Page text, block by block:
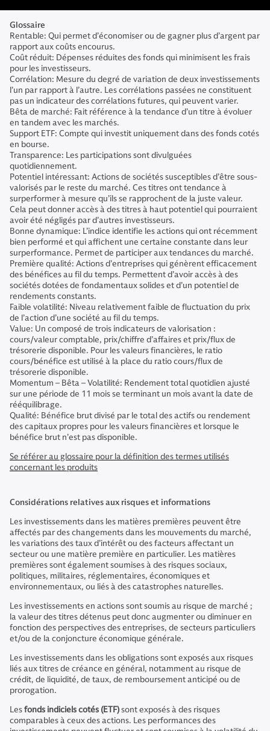
Glossaire
Rentable: Qui permet d’économiser ou de gagner plus d’argent par
rapport aux coûts encourus.
Coût réduit: Dépenses réduites des fonds qui minimisent les frais
pour les investisseurs.
Corrélation: Mesure du degré de variation de deux investissements
l’un par rapport à l’autre. Les corrélations passées ne constituent
pas un indicateur des corrélations futures, qui peuvent varier.
Bêta de marché: Fait référence à la tendance d’un titre à évoluer
en tandem avec les marchés.
Support ETF: Compte qui investit uniquement dans des fonds cotés
en bourse.
Transparence: Les participations sont divulguées
quotidiennement.
Potentiel intéressant: Actions de sociétés susceptibles d’être sous-
valorisés par le reste du marché. Ces titres ont tendance à
surperformer à mesure qu’ils se rapprochent de la juste valeur.
Cela peut donner accès à des titres à haut potentiel qui pourraient
avoir été négligés par d’autres investisseurs.
Bonne dynamique: L’indice identifie les actions qui ont récemment
bien performé et qui affichent une certaine constante dans leur
surperformance. Permet de participer aux tendances du marché.
Première qualité: Actions d’entreprises qui génèrent efficacement
des bénéfices au fil du temps. Permettent d’avoir accès à des
sociétés dotées de fondamentaux solides et d’un potentiel de
rendements constants.
Faible volatilité: Niveau relativement faible de fluctuation du prix
de l’action d’une société au fil du temps.
Value: Un composé de trois indicateurs de valorisation :
cours/valeur comptable, prix/chiffre d’affaires et prix/flux de
trésorerie disponible. Pour les valeurs financières, le ratio
cours/bénéfice est utilisé à la place du ratio cours/flux de
trésorerie disponible.
Momentum – Bêta – Volatilité: Rendement total quotidien ajusté
sur une période de 11 mois se terminant un mois avant la date de
rééquilibrage.
Qualité: Bénéfice brut divisé par le total des actifs ou rendement
des capitaux propres pour les valeurs financières et lorsque le
bénéfice brut n’est pas disponible.
Se référer au glossaire pour la définition des termes utilisés
concernant les produits
Considérations relatives aux risques et informations
Les investissements dans les matières premières peuvent être
affectés par des changements dans les mouvements du marché,
les variations des taux d’intérêt ou des facteurs affectant un
secteur ou une matière première en particulier. Les matières
premières sont également soumises à des risques sociaux,
politiques, militaires, réglementaires, économiques et
environnementaux, ou liés à des catastrophes naturelles.
Les investissements en actions sont soumis au risque de marché ;
la valeur des titres détenus peut donc augmenter ou diminuer en
fonction des perspectives des entreprises, de secteurs particuliers
et/ou de la conjoncture économique générale.
Les investissements dans les obligations sont exposés aux risques
liés aux titres de créance en général, notamment au risque de
crédit, de liquidité, de taux, de remboursement anticipé ou de
prorogation.
Lesfonds indiciels cotés (ETF)sont exposés à des risques
comparables à ceux des actions. Les performances des